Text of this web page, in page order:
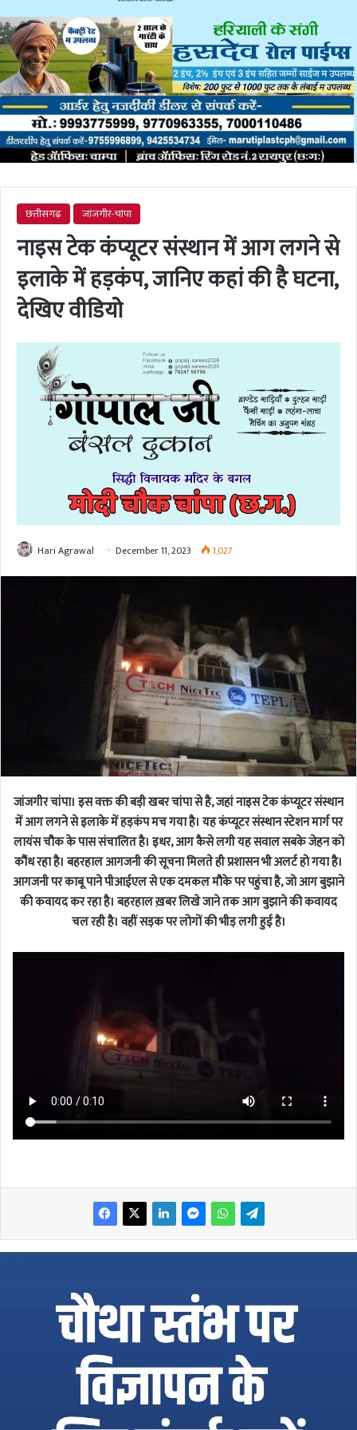
छत्तीसगढ़ जांजगीर-चांपा
नाइस टेक कंप्यूटर संस्थान में आग लगने से
इलाके में हड़कंप, जानिए कहां की है घटना,
देखिए वीडियो
Hari Agrawal December 11, 2023 1,027
जांजगीर चांपा। इस वक्त की बड़ी खबर चांपा से है, जहां नाइस टेक कंप्यूटर संस्थान
में आग लगने से इलाके में हड़कंप मच गया है। यह कंप्यूटर संस्थान स्टेशन मार्ग पर
लायंस चौक के पास संचालित है। इधर, आग कैसे लगी यह सवाल सबके जेहन को
कौंध रहा है। बहरहाल आगजनी की सूचना मिलते ही प्रशासन भी अलर्ट हो गया है।
आगजनी पर काबू पाने पीआईएल से एक दमकल मौके पर पहुंचा है, जो आग बुझाने
की कवायद कर रहा है। बहरहाल ख़बर लिखे जाने तक आग बुझाने की कवायद
चल रही है। वहीं सड़क पर लोगों की भीड़ लगी हुई है।